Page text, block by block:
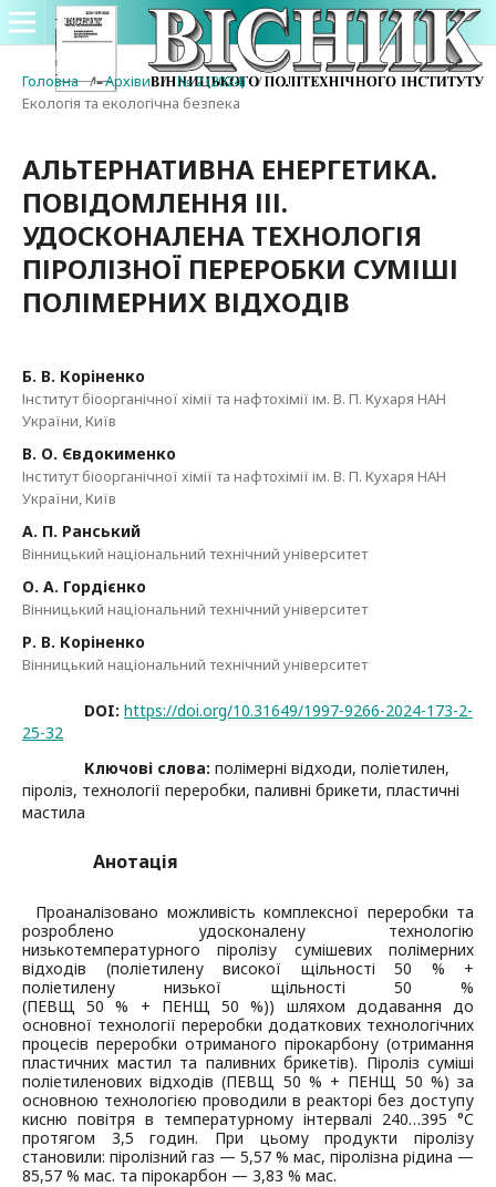
Головна / Архіви / № 2 (2024) /
Екологія та екологічна безпека
АЛЬТЕРНАТИВНА ЕНЕРГЕТИКА.
ПОВІДОМЛЕННЯ ІІІ.
УДОСКОНАЛЕНА ТЕХНОЛОГІЯ
ПІРОЛІЗНОЇ ПЕРЕРОБКИ СУМІШІ
ПОЛІМЕРНИХ ВІДХОДІВ
Б. В. Коріненко
Інститут біоорганічної хімії та нафтохімії ім. В. П. Кухаря НАН
України, Київ
В. О. Євдокименко
Інститут біоорганічної хімії та нафтохімії ім. В. П. Кухаря НАН
України, Київ
А. П. Ранський
Вінницький національний технічний університет
О. А. Гордієнко
Вінницький національний технічний університет
Р. В. Коріненко
Вінницький національний технічний університет
DOI: https://doi.org/10.31649/1997-9266-2024-173-2-
25-32
Ключові слова: полімерні відходи, поліетилен,
піроліз, технології переробки, паливні брикети, пластичні
мастила
Анотація
Проаналізовано можливість комплексної переробки та
розроблено удосконалену технологію
низькотемпературного піролізу сумішевих полімерних
відходів (поліетилену високої щільності 50 % +
поліетилену низької щільності 50 %
(ПЕВЩ 50 % + ПЕНЩ 50 %)) шляхом додавання до
основної технології переробки додаткових технологічних
процесів переробки отриманого пірокарбону (отримання
пластичних мастил та паливних брикетів). Піроліз суміші
поліетиленових відходів (ПЕВЩ 50 % + ПЕНЩ 50 %) за
основною технологією проводили в реакторі без доступу
кисню повітря в температурному інтервалі 240…395 °С
протягом 3,5 годин. При цьому продукти піролізу
становили: піролізний газ — 5,57 % мас, піролізна рідина —
85,57 % мас. та пірокарбон — 3,83 % мас.